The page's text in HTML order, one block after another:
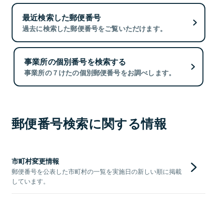
最近検索した郵便番号
過去に検索した郵便番号をご覧いただけます。
事業所の個別番号を検索する
事業所の７けたの個別郵便番号をお調べします。
郵便番号検索に関する情報
市町村変更情報
郵便番号を公表した市町村の一覧を実施日の新しい順に掲載
しています。